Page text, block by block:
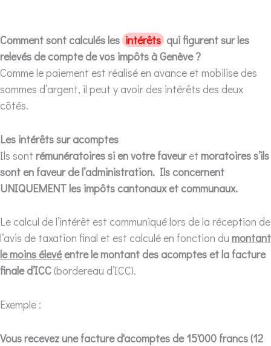
Comment sont calculés les intérêts qui figurent sur les
relevés de compte de vos impôts à Genève ?
Comme le paiement est réalisé en avance et mobilise des
sommes d’argent, il peut y avoir des intérêts des deux
côtés.
Les intérêts sur acomptes
Ils sont rémunératoires si en votre faveuret moratoires s’ils
sont en faveur de l’administration. Ils concernent
UNIQUEMENT les impôts cantonaux et communaux.
Le calcul de l’intérêt est communiqué lors de la réception de
l’avis de taxation final et est calculé en fonction du montant
le moins élevéentre le montant des acomptes et la facture
finale d’ICC(bordereau d’ICC).
Exemple :
Vous recevez une facture d'acomptes de 15'000 francs (12